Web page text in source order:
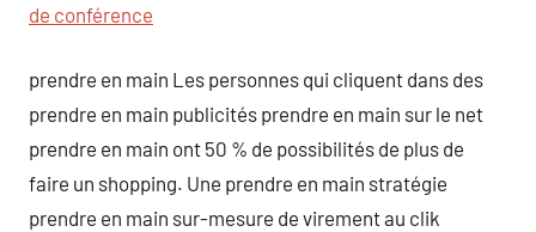
de conférence
prendre en main Les personnes qui cliquent dans des
prendre en main publicités prendre en main sur le net
prendre en main ont 50 % de possibilités de plus de
faire un shopping. Une prendre en main stratégie
prendre en main sur-mesure de virement au clik